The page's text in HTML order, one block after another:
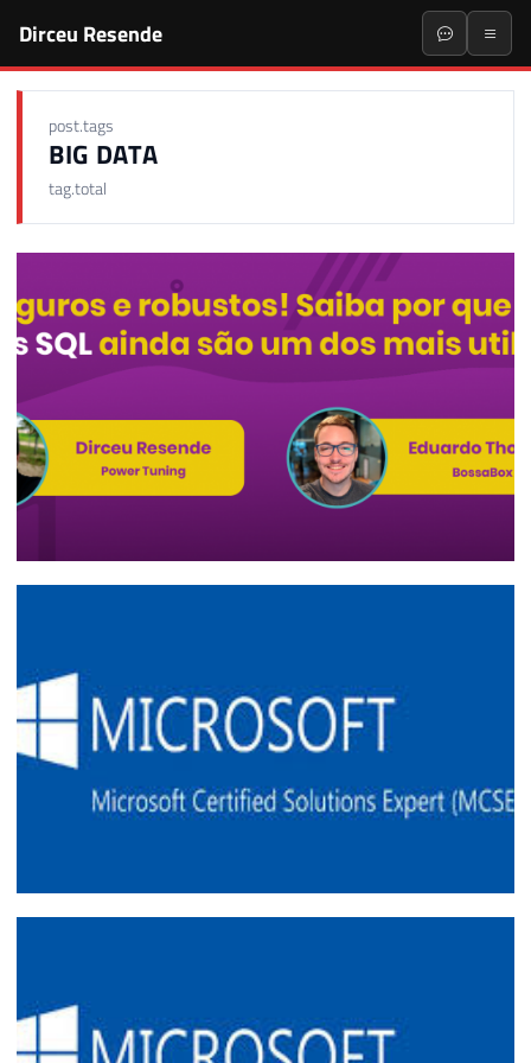
Dirceu Resende
post.tags
BIG DATA
tag.total
Entrevista para a Live University (20/01)
27 de janeiro de 2020 1 min de leitura
Prova de certificação Microsoft MCSE
(beta) até 31/03/2017
03 de fevereiro de 2017 2 min de leitura